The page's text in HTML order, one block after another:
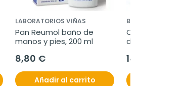
LABORATORIOS VIÑAS
Pan Reumol baño de
manos y pies, 200 ml
8,80 €
Añadir al carrito
BAYER
Oferta Funsol
duplo, 2x60g
14,60 €